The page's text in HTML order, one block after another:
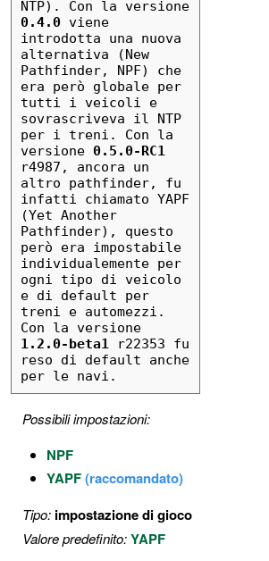
0.4.0 viene
introdotta una nuova
alternativa (New
Pathfinder, NPF) che
era però globale per
tutti i veicoli e
sovrascriveva il NTP
per i treni. Con la
versione 0.5.0-RC1
r4987, ancora un
altro pathfinder, fu
infatti chiamato YAPF
(Yet Another
Pathfinder), questo
però era impostabile
individualemente per
ogni tipo di veicolo
e di default per
treni e automezzi.
1.2.0-beta1 r22353 fu
reso di default anche
per le navi.
Possibili impostazioni:
NPF
YAPF(raccomandato)
Tipo: impostazione di gioco
Valore predefinito:YAPF